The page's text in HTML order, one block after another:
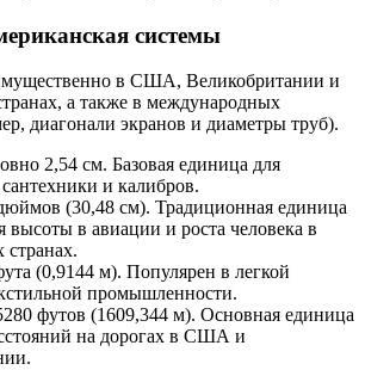
системы
в США, Великобритании и
а также в международных
диагонали экранов и диаметры труб).
2,54 см. Базовая единица для
и калибров.
(30,48 см). Традиционная единица
высоты в авиации и роста человека в
странах.
(0,9144 м). Популярен в легкой
промышленности.
футов (1609,344 м). Основная единица
на дорогах в США и